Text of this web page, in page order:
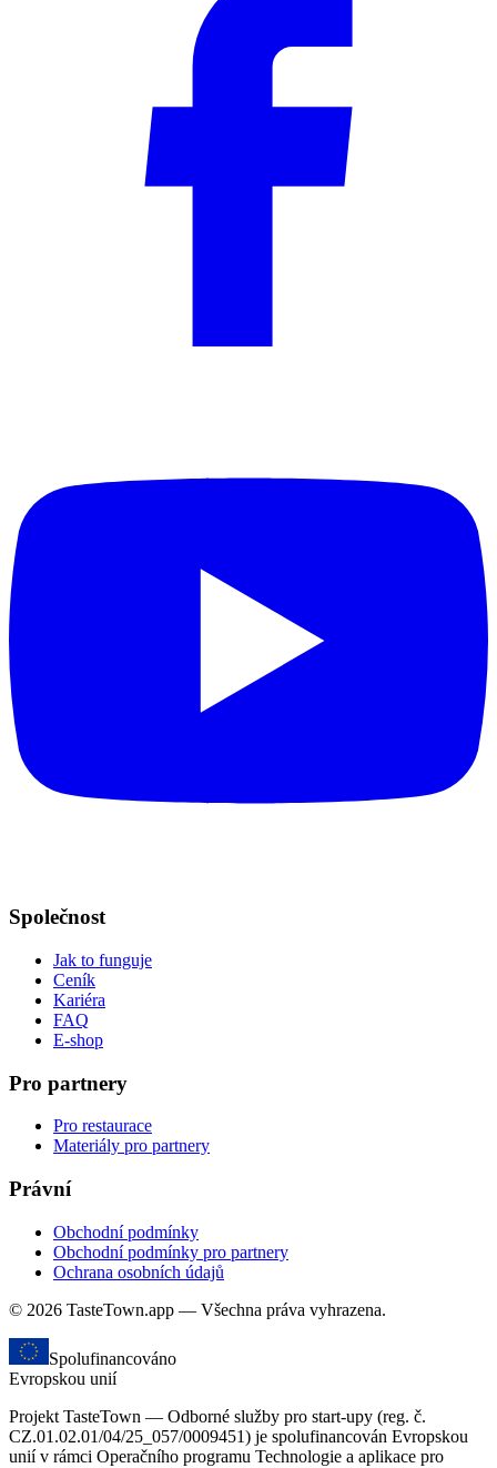
Společnost
Jak to funguje
Ceník
Kariéra
FAQ
E-shop
Pro partnery
Pro restaurace
Materiály pro partnery
Právní
Obchodní podmínky
Obchodní podmínky pro partnery
Ochrana osobních údajů
© 2026 TasteTown.app — Všechna práva vyhrazena.
Spolufinancováno
Evropskou unií
Projekt TasteTown — Odborné služby pro start-upy (reg. č.
CZ.01.02.01/04/25_057/0009451) je spolufinancován Evropskou
unií v rámci Operačního programu Technologie a aplikace pro